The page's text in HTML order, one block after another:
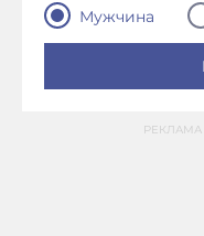
Мужчина